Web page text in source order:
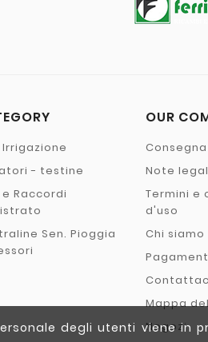
degli utenti viene in
Irrigazione
- testine
e Raccordi
Sen. Pioggia
OUR
Consegna
Note
Termini e
d'uso
Chi siamo
Mappa
Negozi